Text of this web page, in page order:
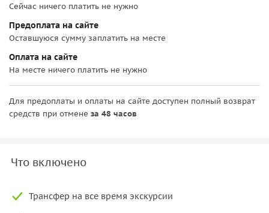
Сейчас ничего платить не нужно
Предоплата на сайте
Оставшуюся сумму заплатить на месте
Оплата на сайте
На месте ничего платить не нужно
Для предоплаты и оплаты на сайте доступен полный возврат
средств при отмене за 48 часов
Что включено
Трансфер на все время экскурсии